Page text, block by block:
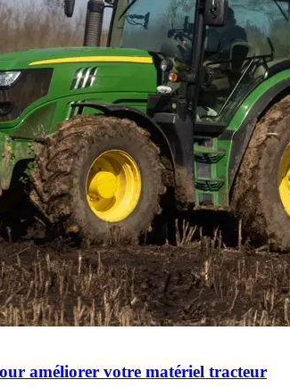
améliorer votre matériel tracteur